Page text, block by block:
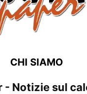
CHI SIAMO
- Notizie sul